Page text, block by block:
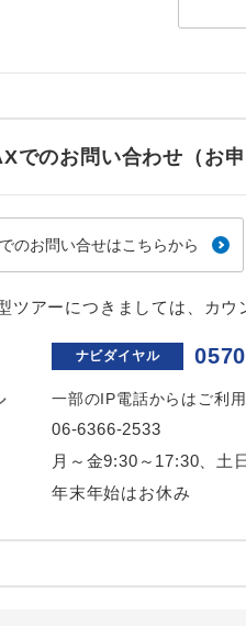
でのお問い合わせ（お
のお問い合せはこちらから
ツアーにつきましては、カウ
ナビダイヤル
一部のIP電話からはご利
06-6366-2533
月～金9:30～17:30、土
年末年始はお休み
ホテル指定
おひとり様バス2席